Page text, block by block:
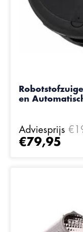
en
Adviesprijs
€79,95